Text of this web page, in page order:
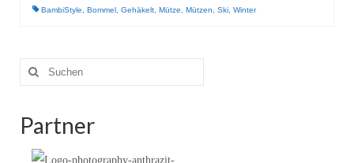
BambiStyle, Bommel , Gehäkelt, Mütze, Mützen, Ski, Winter
Suche
nach:
Partner